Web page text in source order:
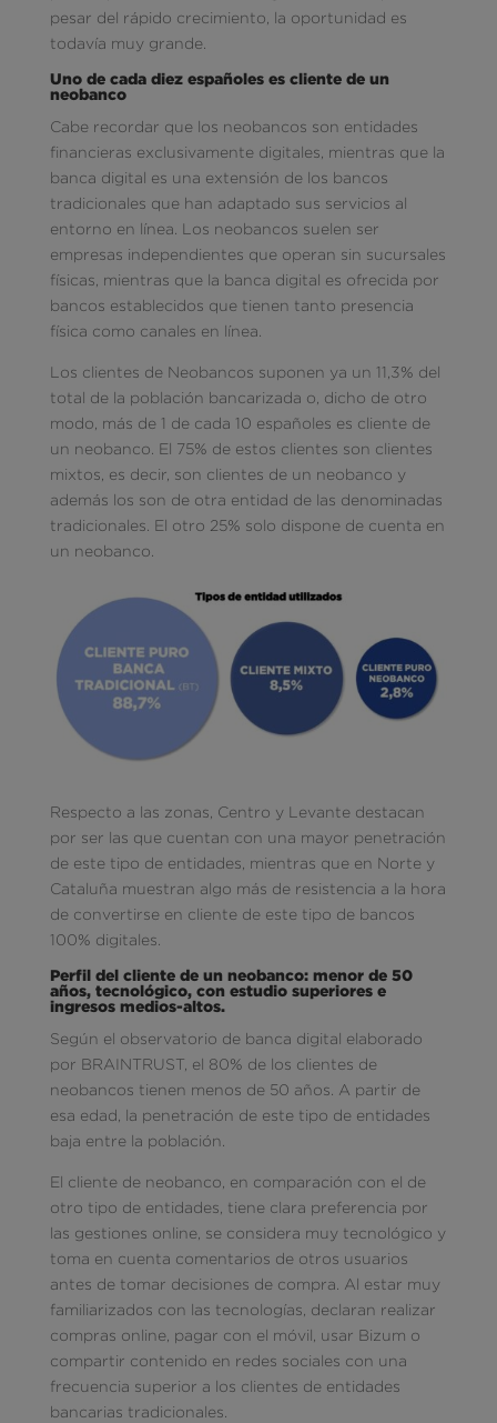
pesar del rápido crecimiento, la oportunidad es
todavía muy grande.
Uno de cada diez españoles es cliente de un
neobanco
Cabe recordar que los neobancos son entidades
financieras exclusivamente digitales, mientras que la
banca digital es una extensión de los bancos
tradicionales que han adaptado sus servicios al
entorno en línea. Los neobancos suelen ser
empresas independientes que operan sin sucursales
físicas, mientras que la banca digital es ofrecida por
bancos establecidos que tienen tanto presencia
física como canales en línea.
Los clientes de Neobancos suponen ya un 11,3% del
total de la población bancarizada o, dicho de otro
modo, más de 1 de cada 10 españoles es cliente de
un neobanco. El 75% de estos clientes son clientes
mixtos, es decir, son clientes de un neobanco y
además los son de otra entidad de las denominadas
tradicionales. El otro 25% solo dispone de cuenta en
un neobanco.
Respecto a las zonas, Centro y Levante destacan
por ser las que cuentan con una mayor penetración
de este tipo de entidades, mientras que en Norte y
Cataluña muestran algo más de resistencia a la hora
de convertirse en cliente de este tipo de bancos
100% digitales.
Perfil del cliente de un neobanco: menor de 50
años, tecnológico, con estudio superiores e
ingresos medios-altos.
Según el observatorio de banca digital elaborado
por BRAINTRUST, el 80% de los clientes de
neobancos tienen menos de 50 años. A partir de
esa edad, la penetración de este tipo de entidades
baja entre la población.
El cliente de neobanco, en comparación con el de
otro tipo de entidades, tiene clara preferencia por
las gestiones online, se considera muy tecnológico y
toma en cuenta comentarios de otros usuarios
antes de tomar decisiones de compra. Al estar muy
familiarizados con las tecnologías, declaran realizar
compras online, pagar con el móvil, usar Bizum o
compartir contenido en redes sociales con una
frecuencia superior a los clientes de entidades
bancarias tradicionales.